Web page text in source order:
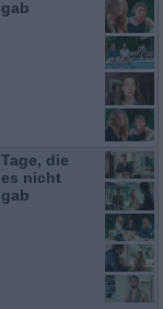
gab
Tage, die
es nicht
gab